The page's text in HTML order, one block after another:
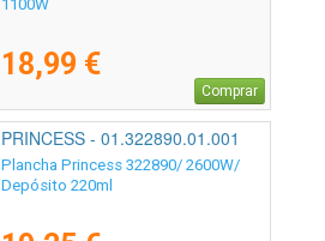
1100W
18,99 €
Comprar
PRINCESS - 01.322890.01.001
Plancha Princess 322890/ 2600W/
Depósito 220ml